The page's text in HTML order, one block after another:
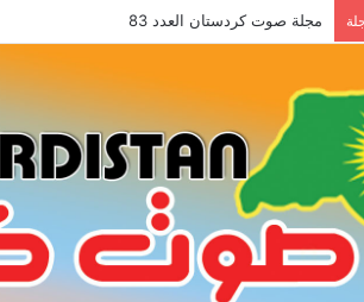
مجلة صوت كردستان العدد 83